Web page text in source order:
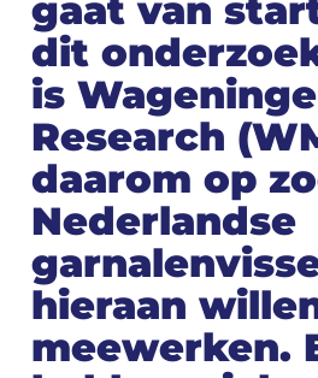
gaat van
dit
is
Research
daarom op
Nederlandse
hieraan
meewerken.